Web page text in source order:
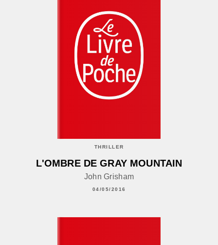
THRILLER
L'OMBRE DE GRAY MOUNTAIN
John Grisham
04/05/2016